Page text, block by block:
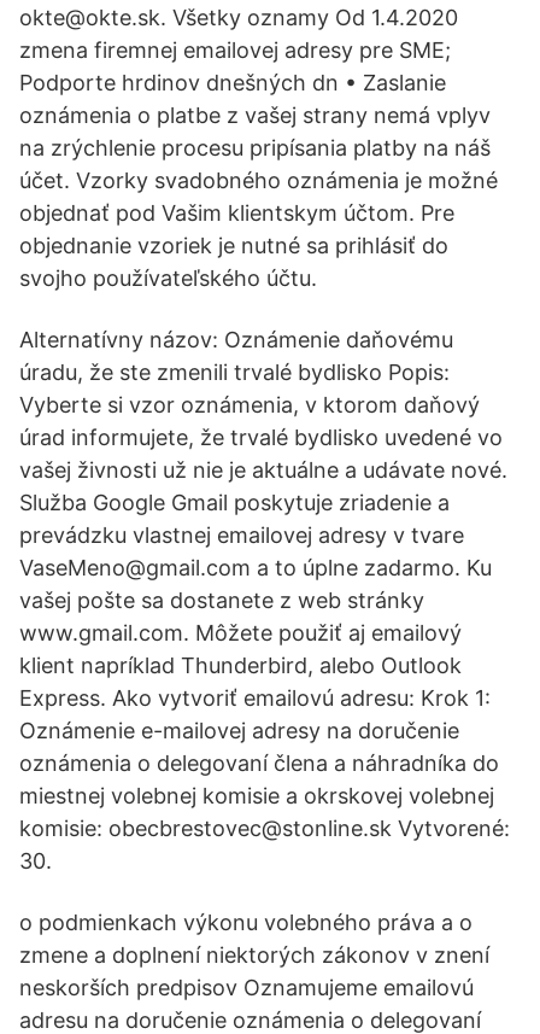
okte@okte.sk. Všetky oznamy Od 1.4.2020
zmena firemnej emailovej adresy pre SME;
Podporte hrdinov dnešných dn • Zaslanie
oznámenia o platbe z vašej strany nemá vplyv
na zrýchlenie procesu pripísania platby na náš
účet. Vzorky svadobného oznámenia je možné
objednať pod Vašim klientskym účtom. Pre
objednanie vzoriek je nutné sa prihlásiť do
svojho používateľského účtu.
Alternatívny názov: Oznámenie daňovému
úradu, že ste zmenili trvalé bydlisko Popis:
Vyberte si vzor oznámenia, v ktorom daňový
úrad informujete, že trvalé bydlisko uvedené vo
vašej živnosti už nie je aktuálne a udávate nové.
Služba Google Gmail poskytuje zriadenie a
prevádzku vlastnej emailovej adresy v tvare
VaseMeno@gmail.com a to úplne zadarmo. Ku
vašej pošte sa dostanete z web stránky
www.gmail.com. Môžete použiť aj emailový
klient napríklad Thunderbird, alebo Outlook
Express. Ako vytvoriť emailovú adresu: Krok 1:
Oznámenie e-mailovej adresy na doručenie
oznámenia o delegovaní člena a náhradníka do
miestnej volebnej komisie a okrskovej volebnej
komisie: obecbrestovec@stonline.sk Vytvorené:
30.
o podmienkach výkonu volebného práva a o
zmene a doplnení niektorých zákonov v znení
neskorších predpisov Oznamujeme emailovú
adresu na doručenie oznámenia o delegovaní